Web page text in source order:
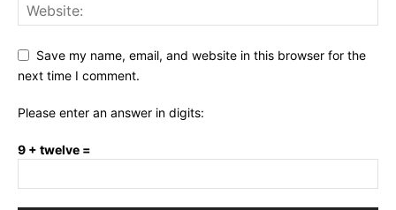
Save my name, email, and website in this browser for the
next time I comment.
Please enter an answer in digits:
9 + twelve =